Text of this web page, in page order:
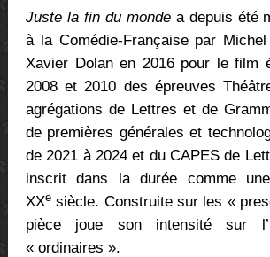
Juste la fin du mondea depuis été
à la Comédie-Française par
Xavier Dolan en 2016 pour le film
2008 et 2010 des épreuves
agrégations de Lettres et de
de premières générales et
de 2021 à 2024 et du CAPES de
inscrit dans la durée comme
XXe siècle. Construite sur les «
pièce joue son intensité sur
« ordinaires ».